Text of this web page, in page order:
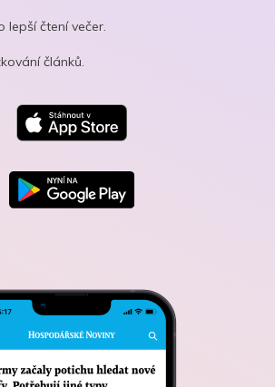
lepší čtení večer.
článků.